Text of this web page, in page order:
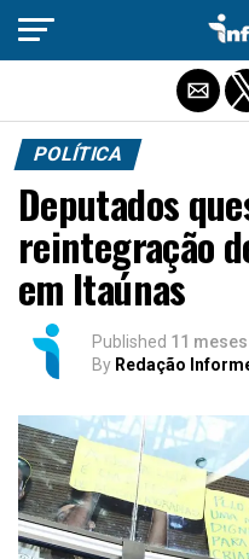
POLÍTICA
Deputados
reintegração
em Itaúnas
Published 11
By Redação
Sair da